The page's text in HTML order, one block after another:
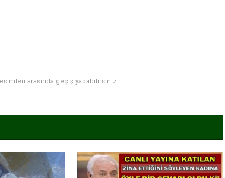
arasında geçiş yapabilirsiniz.